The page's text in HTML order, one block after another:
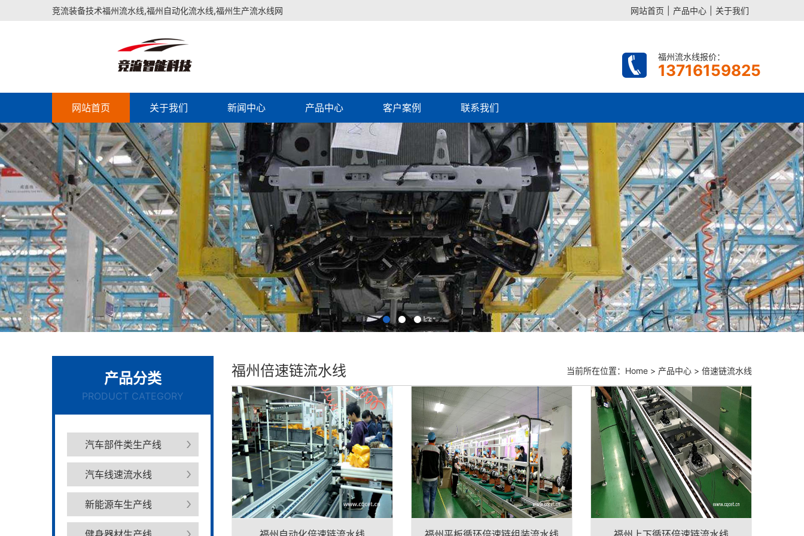
竞流装备技术福州流水线,福州自动化流水线,福州生产流水线网 网站首页 产品中心 关于我们
福州流水线报价：
13716159825
网站首页 关于我们 新闻中心 产品中心 客户案例 联系我们
产品分类
PRODUCT CATEGORY
汽车部件类生产线
汽车线速流水线
新能源车生产线
福州倍速链流水线 当前所在位置： Home > 产品中心 > 倍速链流水线